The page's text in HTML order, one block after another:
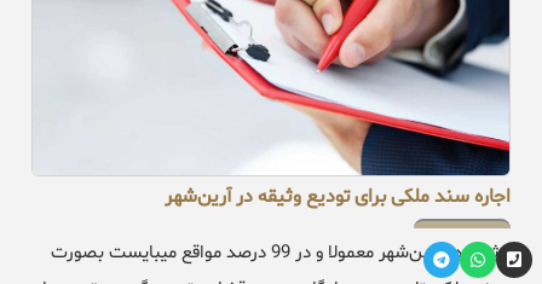
اجاره سند ملکی برای تودیع وثیقه در آرین‌شهر
وثیقه در آرین‌شهر معمولا و در 99 درصد مواقع میبایست بصورت